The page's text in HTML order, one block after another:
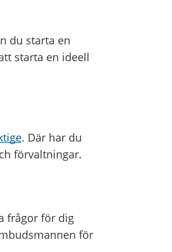
du starta en
starta en ideell
. Där har du
förvaltningar.
frågor för dig
för